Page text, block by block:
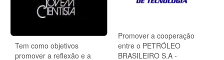
Tem como objetivos
promover a reflexão e a
Promover a cooperação
entre o PETRÓLEO
BRASILEIRO S.A -